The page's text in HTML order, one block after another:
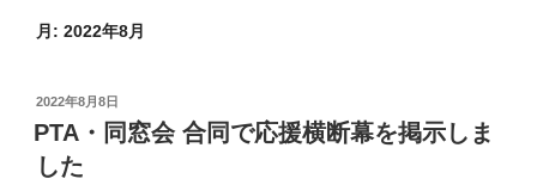
月: 2022年8月
投
稿
日:
2022年8月8日
PTA・同窓会 合同で応援横断幕を掲示しま
した